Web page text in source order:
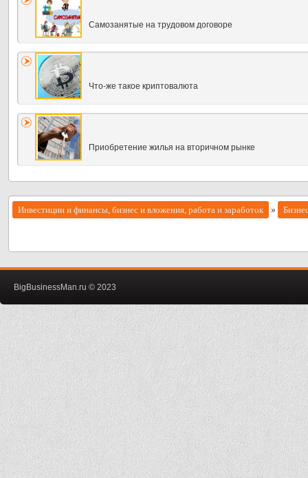
Самозанятые на трудовом договоре
Что-же такое криптовалюта
Приобретение жилья на вторичном рынке
Инвестиции и финансы, бизнес и вложения, работа и заработок »
BigBusinessMan.ru © 2023